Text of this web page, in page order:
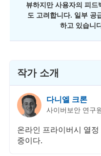
뷰하지만 사용자의 피드
도 고려합니다. 일부 공
하고 있습니
작가 소개
다니엘 크론
사이버보안 연구
온라인 프라이버시 열
중이다.